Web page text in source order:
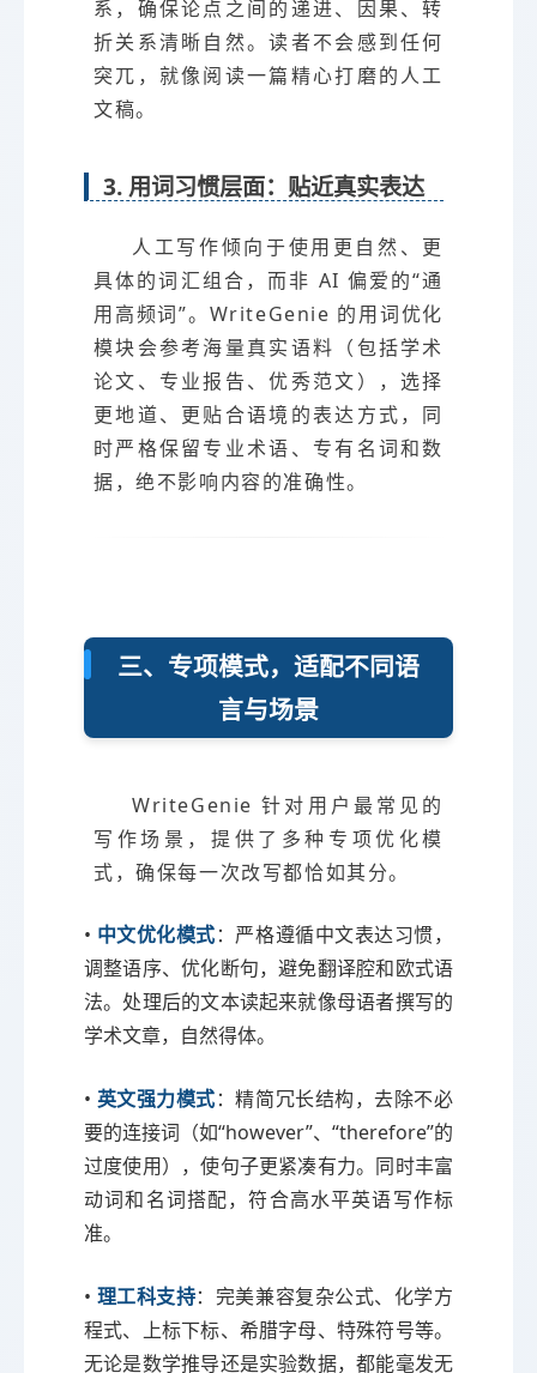
系，确保论点之间的递进、因果、转
折关系清晰自然。读者不会感到任何
突兀，就像阅读一篇精心打磨的人工
文稿。
3. 用词习惯层面：贴近真实表达
人工写作倾向于使用更自然、更
具体的词汇组合，而非 AI 偏爱的“通
用高频词”。WriteGenie 的用词优化
模块会参考海量真实语料（包括学术
论文、专业报告、优秀范文），选择
更地道、更贴合语境的表达方式，同
时严格保留专业术语、专有名词和数
据，绝不影响内容的准确性。
三、专项模式，适配不同语
言与场景
WriteGenie 针对用户最常见的
写作场景，提供了多种专项优化模
式，确保每一次改写都恰如其分。
• 中文优化模式：严格遵循中文表达习惯，
调整语序、优化断句，避免翻译腔和欧式语
法。处理后的文本读起来就像母语者撰写的
学术文章，自然得体。
• 英文强力模式：精简冗长结构，去除不必
要的连接词（如“however”、“therefore”的
过度使用），使句子更紧凑有力。同时丰富
动词和名词搭配，符合高水平英语写作标
准。
• 理工科支持：完美兼容复杂公式、化学方
程式、上标下标、希腊字母、特殊符号等。
无论是数学推导还是实验数据，都能毫发无